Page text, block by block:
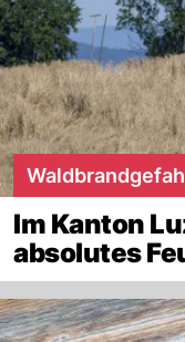
Im Kanton
absolutes